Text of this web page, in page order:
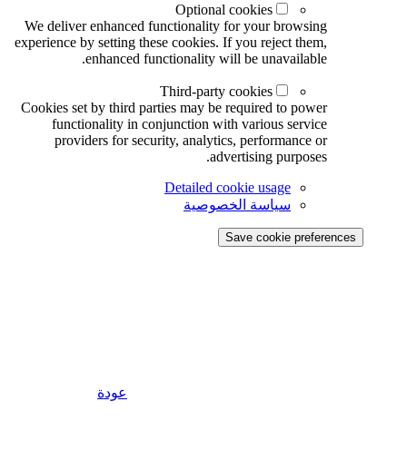
Optional cookies
We deliver enhanced functionality for your browsing
experience by setting these cookies. If you reject them,
enhanced functionality will be unavailable.
Third-party cookies
Cookies set by third parties may be required to power
functionality in conjunction with various service
providers for security, analytics, performance or
advertising purposes.
Detailed cookie usage
سياسة الخصوصية
Save cookie preferences
عودة